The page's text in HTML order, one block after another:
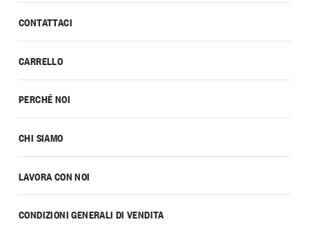
CONTATTACI
CARRELLO
PERCHÉ NOI
CHI SIAMO
LAVORA CON NOI
CONDIZIONI GENERALI DI VENDITA